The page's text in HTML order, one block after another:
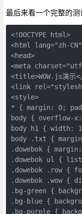
最后来看一个完整的
<!DOCTYPE html>
<html lang="zh-
<head>
<meta
<title>WOW.js演
<link
<style>
* { margin: 0;
body { overflow-
body h1 { width:
body .txt {
.dowebok {
.dowebok ul {
.dowebok .row {
.dowebok .wow
.bg-green {
.bg-blue {
.bg-purple {